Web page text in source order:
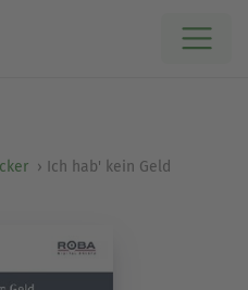
Ich hab' kein Geld